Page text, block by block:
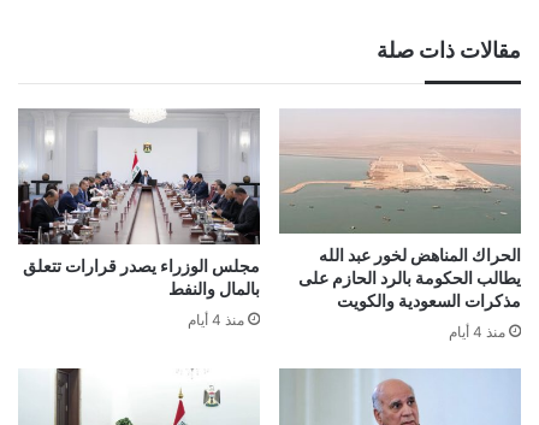
مقالات ذات صلة
الحراك المناهض لخور عبد الله
يطالب الحكومة بالرد الحازم على
مذكرات السعودية والكويت
منذ 4 أيام
مجلس الوزراء يصدر قرارات تتعلق
بالمال والنفط
منذ 4 أيام